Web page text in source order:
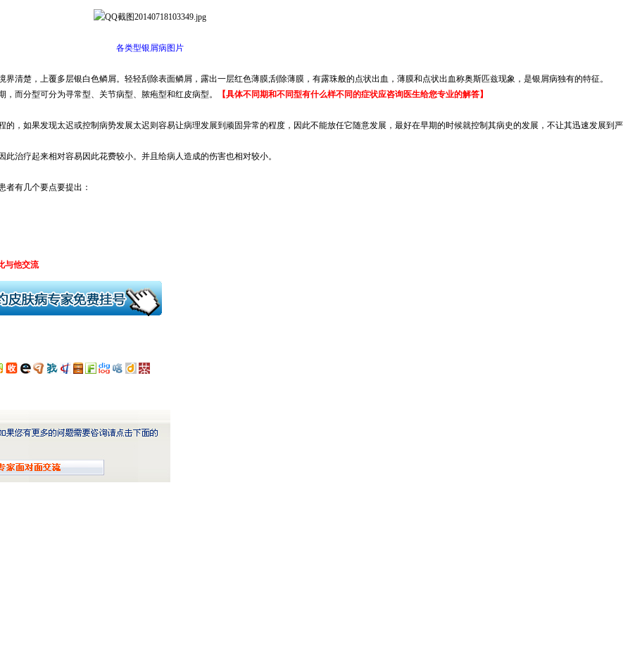
各类型银屑病图片
清楚，上覆多层银白色鳞屑。轻轻刮除表面鳞屑，露出一层红色薄膜;刮除薄膜，有露珠般的点状出血，薄膜和点状出血称奥斯匹兹现象，是银屑病独有的特征。
而分型可分为寻常型、关节病型、脓疱型和红皮病型。
【具体不同期和不同型有什么样不同的症状应咨询医生给您专业的解答】
，如果发现太迟或控制病势发展太迟则容易让病理发展到顽固异常的程度，因此不能放任它随意发展，最好在早期的时候就控制其病史的发展，不让其迅速发展到严
治疗起来相对容易因此花费较小。并且给病人造成的伤害也相对较小。
者有几个要点要提出：
与他交流